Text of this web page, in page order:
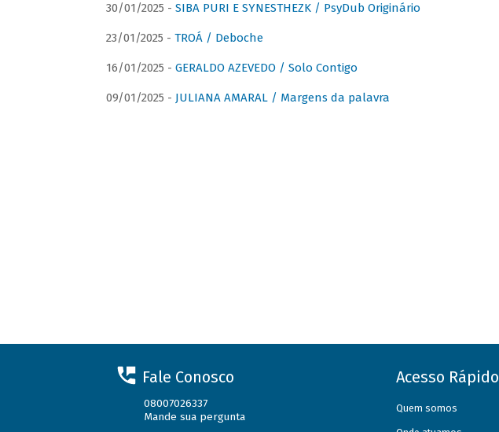
30/01/2025 - SIBA PURI E SYNESTHEZK / PsyDub Originário
23/01/2025 - TROÁ / Deboche
16/01/2025 - GERALDO AZEVEDO / Solo Contigo
09/01/2025 - JULIANA AMARAL / Margens da palavra
Fale Conosco
08007026337
Mande sua pergunta
Acesso Rápido
Quem somos